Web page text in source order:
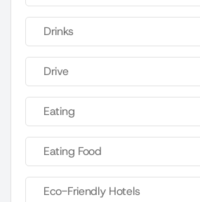
Drinks
Drive
Eating
Eating Food
Eco-Friendly Hotels